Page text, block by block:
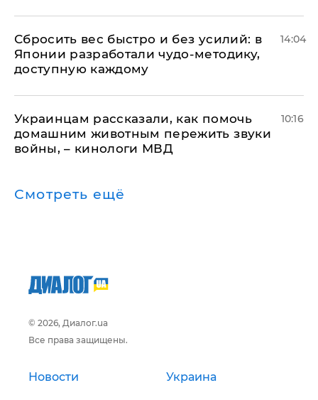
Сбросить вес быстро и без усилий: в
Японии разработали чудо-методику,
доступную каждому
14:04
Украинцам рассказали, как помочь
домашним животным пережить звуки
войны, – кинологи МВД
10:16
Смотреть ещё
© 2026, Диалог.ua
Все права защищены.
Новости Украина